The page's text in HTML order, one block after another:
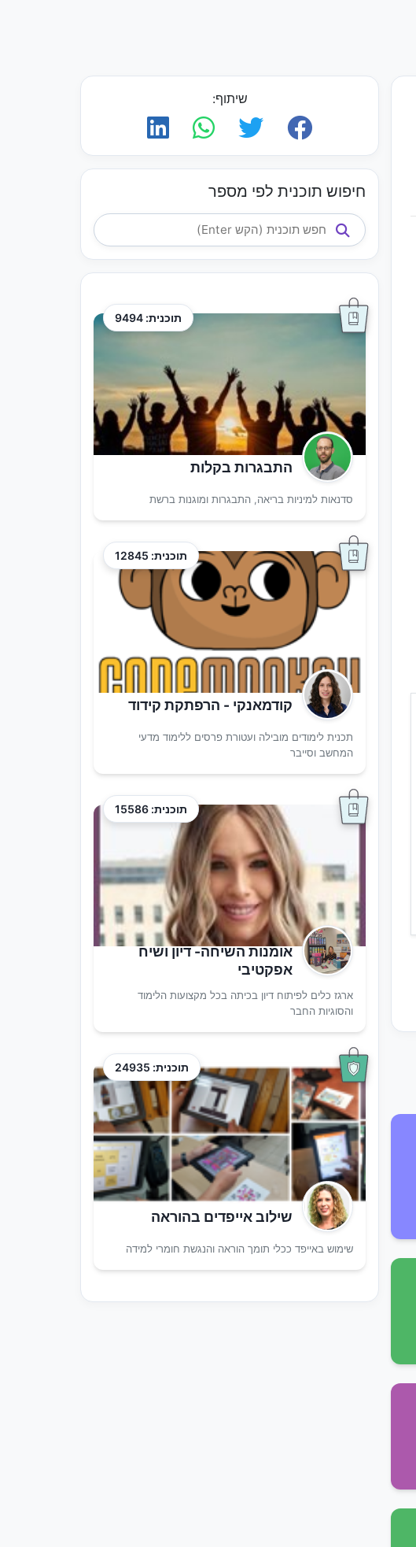
שיתוף:
חיפוש תוכנית לפי מספר
תוכנית: 9494
התבגרות בקלות
סדנאות למיניות בריאה, התבגרות ומוגנות ברשת
תוכנית: 12845
קודמאנקי - הרפתקת קידוד
תכנית לימודים מובילה ועטורת פרסים ללימוד מדעי
המחשב וסייבר
תוכנית: 15586
אומנות השיחה- דיון ושיח
אפקטיבי
ארגז כלים לפיתוח דיון בכיתה בכל מקצועות הלימוד
והסוגיות החבר
תוכנית: 24935
שילוב אייפדים בהוראה
שימוש באייפד ככלי תומך הוראה והנגשת חומרי למידה